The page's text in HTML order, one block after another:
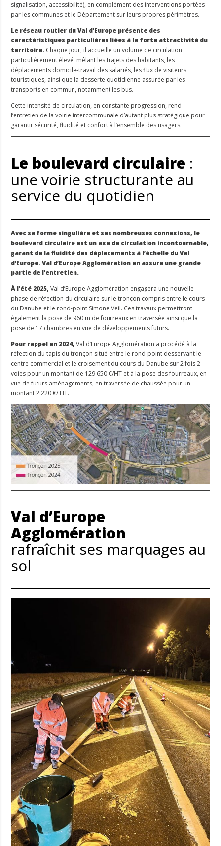
signalisation, accessibilité), en complément des interventions portées
par les communes et le Département sur leurs propres périmètres.
Le réseau routier du Val d’Europe présente des
caractéristiques particulières liées à la forte attractivité du
territoire. Chaque jour, il accueille un volume de circulation
particulièrement élevé, mêlant les trajets des habitants, les
déplacements domicile-travail des salariés, les flux de visiteurs
touristiques, ainsi que la desserte quotidienne assurée par les
transports en commun, notamment les bus.
Cette intensité de circulation, en constante progression, rend
l’entretien de la voirie intercommunale d’autant plus stratégique pour
garantir sécurité, fluidité et confort à l’ensemble des usagers.
Le boulevard circulaire :
une voirie structurante au
service du quotidien
Avec sa forme singulière et ses nombreuses connexions, le
boulevard circulaire est un axe de circulation incontournable,
garant de la fluidité des déplacements à l’échelle du Val
d’Europe. Val d’Europe Agglomération en assure une grande
partie de l’entretien.
À l’été 2025, Val d’Europe Agglomération engagera une nouvelle
phase de réfection du circulaire sur le tronçon compris entre le cours
du Danube et le rond-point Simone Veil. Ces travaux permettront
également la pose de 960 m de fourreaux en traversée ainsi que la
pose de 17 chambres en vue de développements futurs.
Pour rappel en 2024, Val d’Europe Agglomération a procédé à la
réfection du tapis du tronçon situé entre le rond-point desservant le
centre commercial et le croisement du cours du Danube sur 2 fois 2
voies pour un montant de 129 650 €/HT et à la pose des fourreaux, en
vue de futurs aménagements, en traversée de chaussée pour un
montant 2 220 €/ HT.
Val d’Europe
Agglomération
rafraîchit ses marquages au
sol